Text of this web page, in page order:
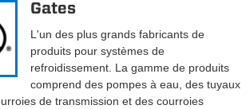
Gates
L'un des plus grands fabricants de
produits pour systèmes de
refroidissement. La gamme de produits
comprend des pompes à eau, des tuyaux
de transmission et des courroies